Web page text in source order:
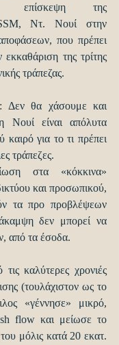
επίσκεψη της
Ντ. Νουί στην
που πρέπει
της τρίτης
τράπεζας.
Δεν θα χάσουμε και
είναι απόλυτα
για το τι πρέπει
τράπεζες.
στα «κόκκινα»
και προσωπικού,
τα προ προβλέψεων
δεν μπορεί να
από τα έσοδα.
καλύτερες χρονιές
(τουλάχιστον ως το
«γέννησε» μικρό,
flow και μείωσε το
μόλις κατά 20 εκατ.